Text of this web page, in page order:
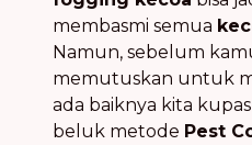
membasmi semua
Namun, sebelum
memutuskan untuk
ada baiknya kita
beluk metode Pest